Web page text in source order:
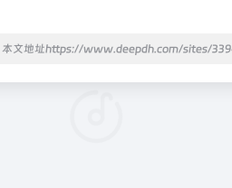
本文地址https://www.deepdh.com/sites/